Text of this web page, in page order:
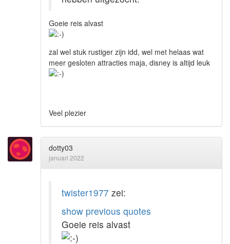
Goeie reis alvast
zal wel stuk rustiger zijn idd, wel met helaas wat
meer gesloten attracties maja, disney is altijd leuk
Veel plezier
dotty03
januari 2022
twister1977 zei:
show previous quotes
Goeie reis alvast